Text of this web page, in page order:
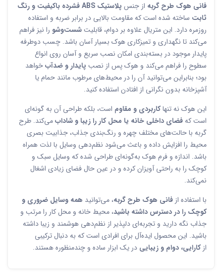
فانی هوک طرح گربه از جنس
پلاستیک ABS فشرده باکیفیت و رنگ
ثابت ساخته شده است که مقاومت بالایی در برابر ضربه و استفاده
روزمره دارد. این متریال علاوه بر دوام، قابلیتشست‌وشو را نیز فراهم
می‌کند تا نگهداری و تمیزکاری هوک بسیار آسان باشد. چسب دوطرفه
پایدار موجود در بسته‌بندی امکان نصب سریع و آسان روی انواع
سطوح را فراهم می‌کند و هوک پس از نصب پایدار و ضدآبخواهد
بود؛ بنابراین می‌توانید آن را در محیط‌های مرطوب مانند حمام یا
آشپزخانه بدون نگرانی از افتادن استفاده کنید.
این هوک نه تنهاکاربردی و مقاوم است، بلکه طراحی آن به گونه‌ای
است کهفضای داخلی خانه یا محل کار را زیبا و شادابمی‌کند. طرح
گربه با حالت‌های مختلف چهره و رنگ‌بندی جذاب، جذابیت بصری
محیط را افزایش داده و باعث می‌شود نظم‌دهی وسایل با لذت همراه
باشد. اندازه و فرم هوک به‌گونه‌ای طراحی شده که وسایل سبک و
کوچک را به راحتی آویزان کرده و در عین حال فضای زیادی اشغال
نمی‌کند.
با استفاده از فانی هوک طرح گربه، می‌توانید همه وسایل ضروری و
کوچک را در دسترس داشته باشید، محیط خانه و محل کار را مرتب و
جذاب نگه دارید و تجربه‌ای دلپذیر از نظم‌دهی هوشمند و زیبا داشته
باشید. این محصول ایده‌آل برای افرادی است که به دنبال ترکیبی
ازکارایی، دوام و زیبایی در یک ابزار ساده و چندمنظوره هستند.